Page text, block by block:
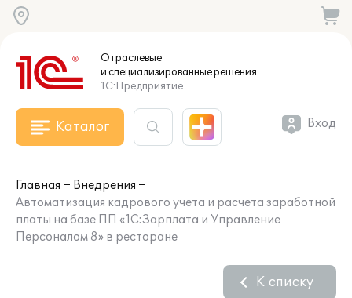
Отраслевые
и специализированныерешения
1С:Предприятие
Каталог Вход
Главная
Внедрения
Автоматизация кадрового учета и расчета заработной
платы на базе ПП «1С:Зарплата и Управление
Персоналом 8» в ресторане
К списку